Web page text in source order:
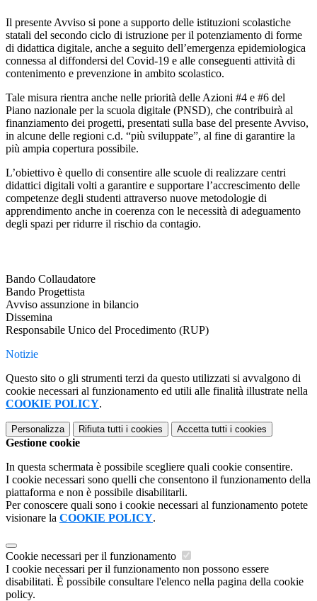
Il presente Avviso si pone a supporto delle istituzioni scolastiche
statali del secondo ciclo di istruzione per il potenziamento di forme
di didattica digitale, anche a seguito dell’emergenza epidemiologica
connessa al diffondersi del Covid-19 e alle conseguenti attività di
contenimento e prevenzione in ambito scolastico.
Tale misura rientra anche nelle priorità delle Azioni #4 e #6 del
Piano nazionale per la scuola digitale (PNSD), che contribuirà al
finanziamento dei progetti, presentati sulla base del presente Avviso,
in alcune delle regioni c.d. “più sviluppate”, al fine di garantire la
più ampia copertura possibile.
L’obiettivo è quello di consentire alle scuole di realizzare centri
didattici digitali volti a garantire e supportare l’accrescimento delle
competenze degli studenti attraverso nuove metodologie di
apprendimento anche in coerenza con le necessità di adeguamento
degli spazi per ridurre il rischio da contagio.
Bando Collaudatore
Bando Progettista
Avviso assunzione in bilancio
Dissemina
Responsabile Unico del Procedimento (RUP)
Notizie
Questo sito o gli strumenti terzi da questo utilizzati si avvalgono di
cookie necessari al funzionamento ed utili alle finalità illustrate nella
COOKIE POLICY.
Personalizza Rifiuta tutti i cookies Accetta tutti i cookies
Gestione cookie
In questa schermata è possibile scegliere quali cookie consentire.
I cookie necessari sono quelli che consentono il funzionamento della
piattaforma e non è possibile disabilitarli.
Per conoscere quali sono i cookie necessari al funzionamento potete
visionare la COOKIE POLICY.
Cookie necessari per il funzionamento
I cookie necessari per il funzionamento non possono essere
disabilitati. È possibile consultare l'elenco nella pagina della cookie
policy.